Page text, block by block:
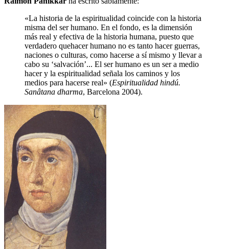
«La historia de la espiritualidad coincide con la historia
misma del ser humano. En el fondo, es la dimensión
más real y efectiva de la historia humana, puesto que
verdadero quehacer humano no es tanto hacer guerras,
naciones o culturas, como hacerse a sí mismo y llevar a
cabo su ‘salvación’... El ser humano es un ser a medio
hacer y la espiritualidad señala los caminos y los
medios para hacerse real» (Espiritualidad hindú.
Sanâtana dharma, Barcelona 2004).